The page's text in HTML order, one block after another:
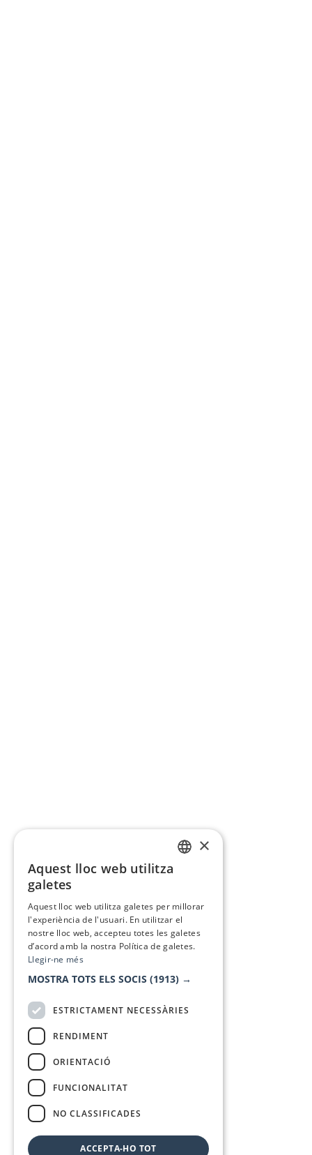
×
Aquest lloc web utilitza
galetes
Aquest lloc web utilitza galetes per millorar
l'experiència de l'usuari. En utilitzar el
nostre lloc web, accepteu totes les galetes
d’acord amb la nostra Política de galetes.
Llegir-ne més
MOSTRA TOTS ELS SOCIS (1913) →
ESTRICTAMENT NECESSÀRIES
RENDIMENT
ORIENTACIÓ
FUNCIONALITAT
NO CLASSIFICADES
ACCEPTA-HO TOT